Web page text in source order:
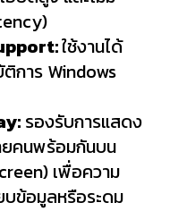
ใช้งานได้
การ Windows
รองรับการแสดง
ยคนพร้อมกันบน
เพื่อความ
บข้อมูลหรือระดม